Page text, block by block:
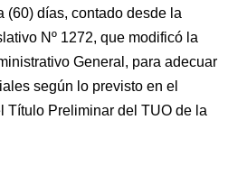
(60) días, contado desde la
Nº 1272, que modificó la
General, para adecuar
según lo previsto en el
Título Preliminar del TUO de la